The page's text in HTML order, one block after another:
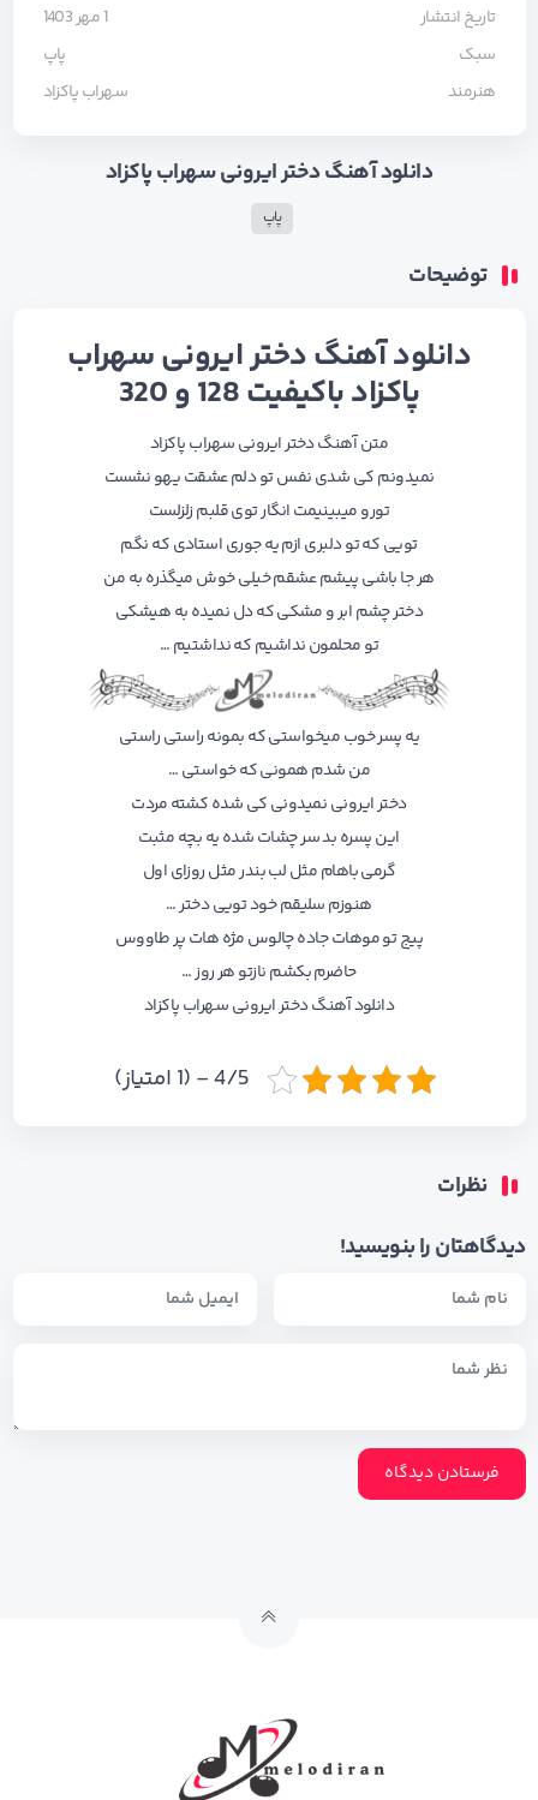
تاریخ انتشار
1 مهر 1403
سبک
پاپ
هنرمند
سهراب پاکزاد
دانلود آهنگ دختر ایرونی سهراب پاکزاد
پاپ
توضیحات
دانلود آهنگ دختر ایرونی سهراب
پاکزاد باکیفیت 128 و 320
متن آهنگ دختر ایرونی سهراب پاکزاد
نمیدونم کی شدی نفس تو دلم عشقت یهو نشست
تورو میبینیمت انگار توی قلبم زلزلست
تویی که تو دلبری ازم یه جوری استادی که نگم
هر جا باشی پیشم عشقم خیلی خوش میگذره به من
دختر چشم ابر و مشکی که دل نمیده به هیشکی
تو محلمون نداشیم که نداشتیم …
یه پسر خوب میخواستی که بمونه راستی راستی
من شدم همونی که خواستی …
دختر ایرونی نمیدونی کی شده کشته مردت
این پسره بد سر چشات شده یه بچه مثبت
گرمی باهام مثل لب بندر مثل روزای اول
هنوزم سلیقم خود تویی دختر …
پیج تو موهات جاده چالوس مژه هات پر طاووس
حاضرم بکشم نازتو هر روز …
دانلود آهنگ دختر ایرونی سهراب پاکزاد
4/5 - (1 امتیاز)
نظرات
دیدگاهتان را بنویسید!